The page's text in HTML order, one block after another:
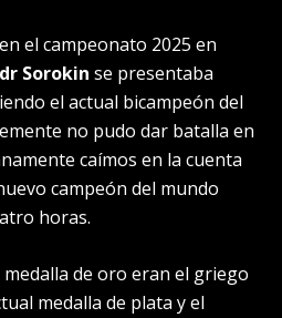
el campeonato 2025 en
Sorokin se presentaba
el actual bicampeón del
no pudo dar batalla en
caímos en la cuenta
campeón del mundo
horas.
de oro eran el griego
medalla de plata y el